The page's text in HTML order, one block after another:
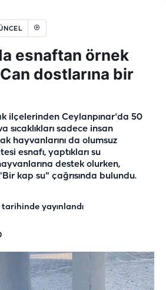
esnaftan örnek
dostlarına bir
ilçelerinden Ceylanpınar'da 50
sıcaklıkları sadece insan
hayvanlarını da olumsuz
esnafı, yaptıkları su
destek olurken,
kap su" çağrısında bulundu.
tarihinde yayınlandı